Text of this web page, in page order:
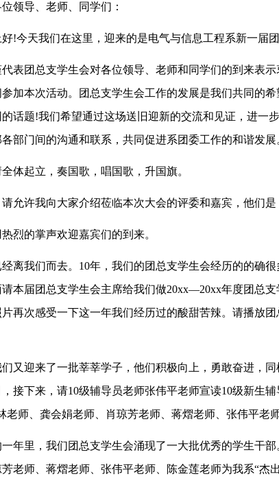
领导、老师、同学们：
!今天我们在这里，迎来的是电气与信息工程系新一届
表团总支学生会对各位领导、老师和同学们的到来表
加本次活动。团总支学生会工作的发展是我们共同的
话题!我们希望通过这场送旧迎新的交流和见证，进一
部门间的沟通和联系，共同促进系团委工作的和谐发展
体起立，奏国歌，唱国歌，升国旗。
允许我向大家介绍莅临本次大会的评委和嘉宾，他们是
烈的掌声欢迎嘉宾们的到来。
经离我们而去。10年，我们的团总支学生会经历的的确
本届团总支学生会主席给我们做20xx—20xx年度团总支
再次感受一下这一年我们经历过的酸甜苦辣。请播放
又迎来了一批莘莘学子，他们积极向上，勇敢奋进，
接下来，请10级辅导员老师张伟平老师宣读10级新生辅
老师、龚会娟老师、肖琼芳老师、蒋熠老师、张伟平老
年里，我们团总支学生会涌现了一大批优秀的学生干
老师、蒋熠老师、张伟平老师、陈金莲老师为我系“杰